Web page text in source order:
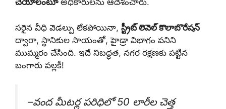
చేయాలంటూఅధికారులను ఆదేశించారు.
సరైన వీధి వెడల్పు లేకపోయినా, స్ట్రీట్ లెవెల్‌ కొలాబొరేషన్
ద్వారా, స్థానికుల సాయంతో, హైడ్రా విభాగం పనిని
ముమ్మరం చేసింది. ఇదే నిబద్ధత, నగర రక్షణకు పట్టిన
బంగారు పల్లకీ!
–వంద మీట‌ర్ల ప‌రిధిలో 50 లారీల చెత్త‌